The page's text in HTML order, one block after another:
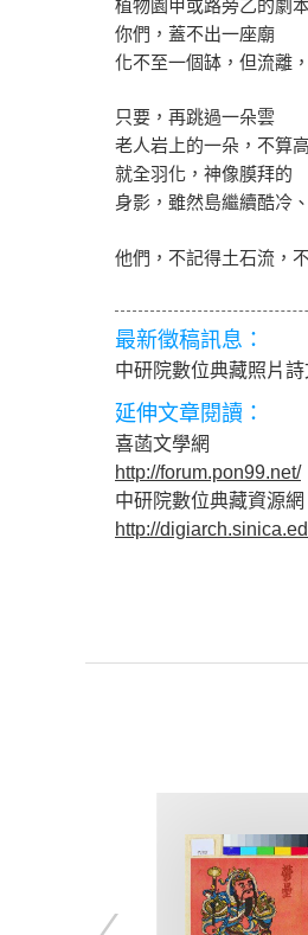
植物園甲或路旁乙的劇
你們，蓋不出一座廟
化不至一個缽，但流離
只要，再跳過一朵雲
老人岩上的一朵，不算
就全羽化，神像膜拜的
身影，雖然島繼續酷冷
他們，不記得土石流，
最新徵稿訊息：
中研院數位典藏照片
延伸文章閱讀：
喜菡文學網
http://forum.pon99.net/
中研院數位典藏資源網
http://